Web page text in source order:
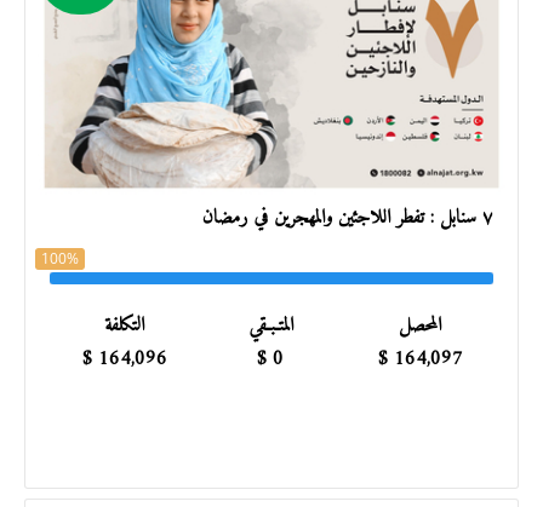
٧ سنابل : تفطر اللاجئين والمهجّرين في رمضان
100%
المحصل
164,097
$
المتـبـقي
0
$
التكلفة
164,096
$